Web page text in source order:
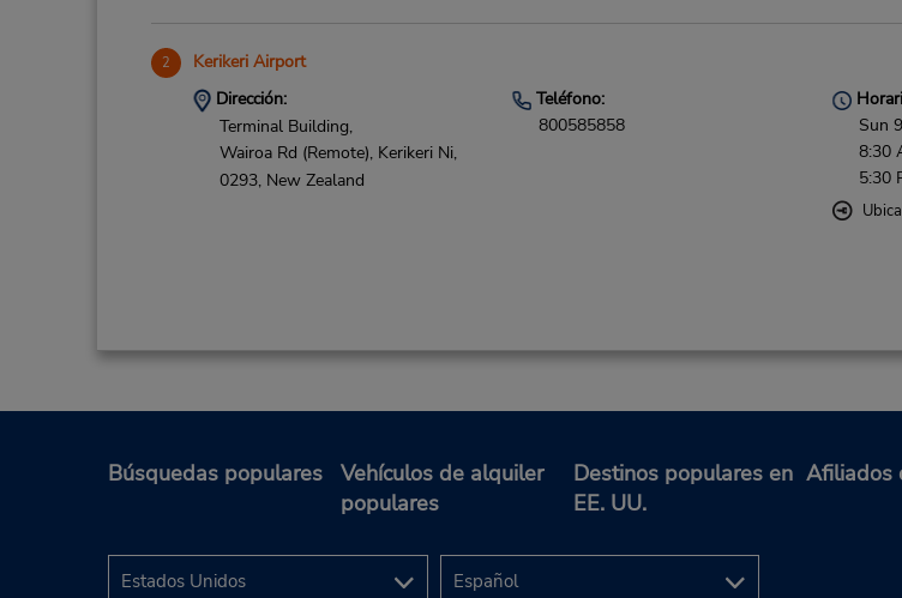
2 Kerikeri Airport
Dirección:
Terminal Building,
Wairoa Rd (Remote), Kerikeri Ni,
0293, New Zealand
Teléfono:
800585858
Sun
8:30
5:30
Búsquedas populares
Vehículos de alquiler
populares
Destinos populares en
EE. UU.
Afiliados